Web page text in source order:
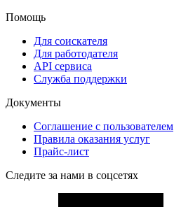
Помощь
Для соискателя
Для работодателя
API сервиса
Служба поддержки
Документы
Соглашение с пользователем
Правила оказания услуг
Прайс-лист
Следите за нами в соцсетях